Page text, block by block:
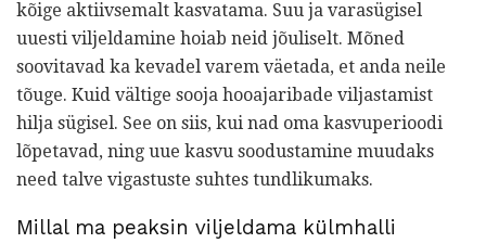
kõige aktiivsemalt kasvatama. Suu ja varasügisel
uuesti viljeldamine hoiab neid jõuliselt. Mõned
soovitavad ka kevadel varem väetada, et anda neile
tõuge. Kuid vältige sooja hooajaribade viljastamist
hilja sügisel. See on siis, kui nad oma kasvuperioodi
lõpetavad, ning uue kasvu soodustamine muudaks
need talve vigastuste suhtes tundlikumaks.
Millal ma peaksin viljeldama külmhalli